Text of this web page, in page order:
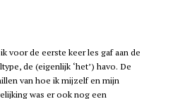
voor de eerste keer les gaf aan de
de (eigenlijk ‘het’) havo. De
van hoe ik mijzelf en mijn
was er ook nog een